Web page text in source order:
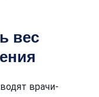
вес
врачи-